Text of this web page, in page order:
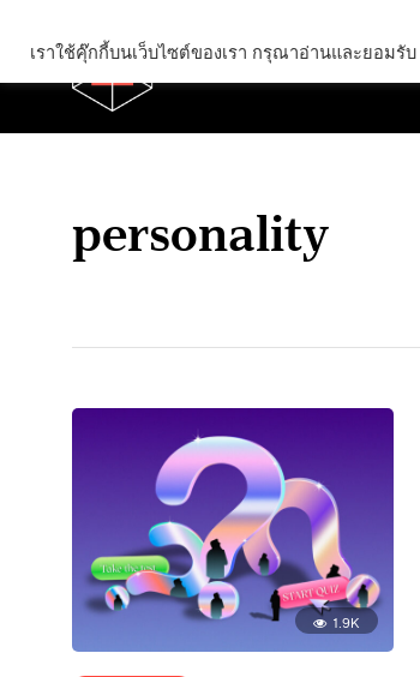
personality
1.9K
เราใช้คุ๊กกี้บนเว็บไซต์ของเรา กรุณาอ่านและยอมรับ